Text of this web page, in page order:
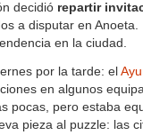
decidió repartir
a disputar en
en la ciudad.
por la tarde: el
en algunos
pocas, pero estaba
pieza al puzzle: las